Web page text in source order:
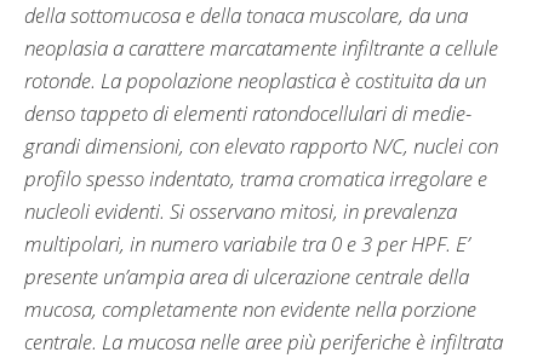
della sottomucosa e della tonaca muscolare, da una
neoplasia a carattere marcatamente infiltrante a cellule
rotonde. La popolazione neoplastica è costituita da un
denso tappeto di elementi ratondocellulari di medie-
grandi dimensioni, con elevato rapporto N/C, nuclei con
profilo spesso indentato, trama cromatica irregolare e
nucleoli evidenti. Si osservano mitosi, in prevalenza
multipolari, in numero variabile tra 0 e 3 per HPF. E’
presente un’ampia area di ulcerazione centrale della
mucosa, completamente non evidente nella porzione
centrale. La mucosa nelle aree più periferiche è infiltrata